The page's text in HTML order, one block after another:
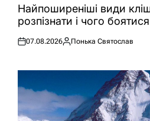
УНайпоширеніші види
розпізнати і чого боятися
Оприлюднено
07.08.2026
Опубліковано
Понька Святослав